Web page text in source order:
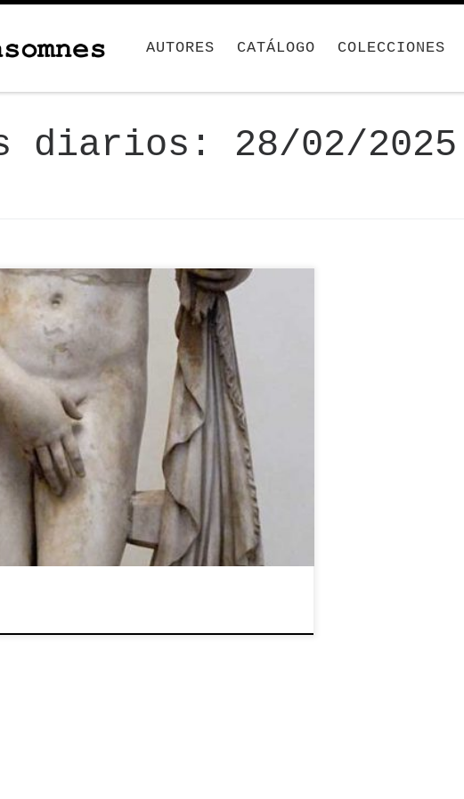
AUTORES
CATÁLOGO COLECCIONES
diarios: 28/02/2025
Homero, es hija de Zeus y de
[…]